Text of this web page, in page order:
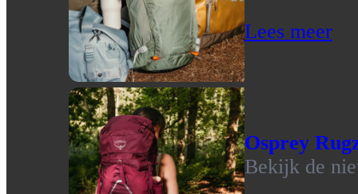
Lees meer
Osprey
Bekijk de